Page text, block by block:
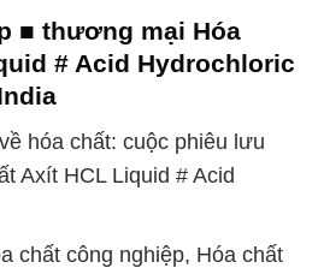
■ thương mại Hóa
# Acid Hydrochloric
hóa chất: cuộc phiêu lưu
Axít HCL Liquid # Acid
chất công nghiệp, Hóa chất